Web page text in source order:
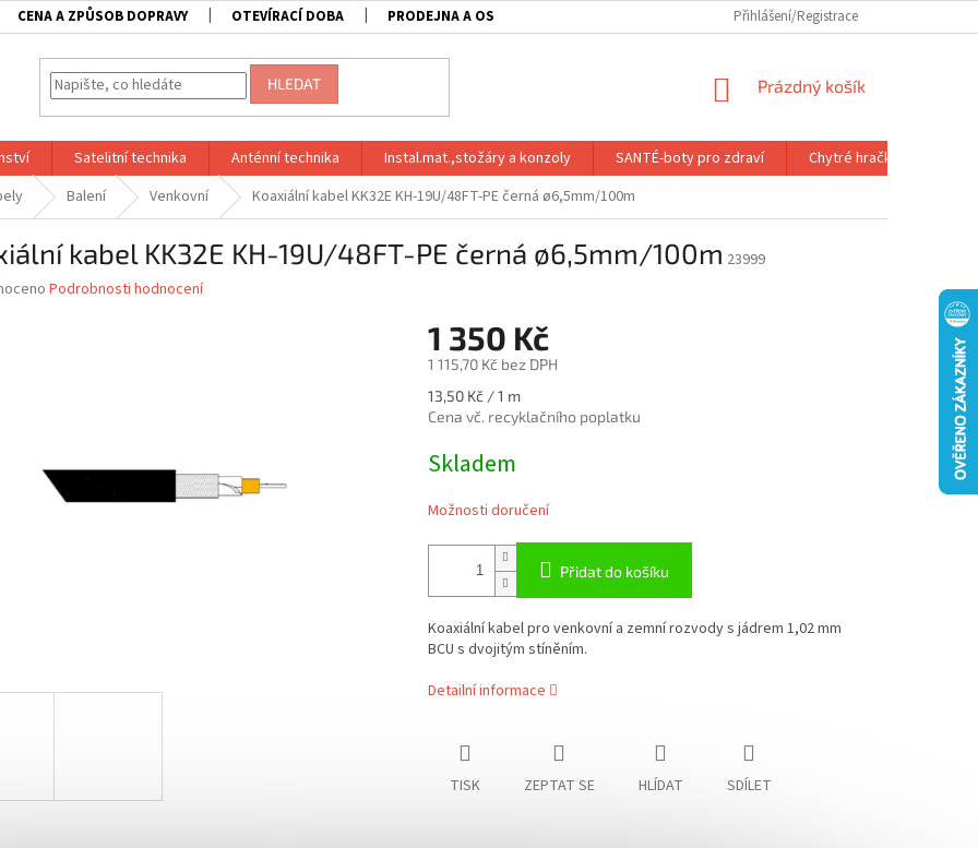
CENA A ZPŮSOB DOPRAVY OTEVÍRACÍ DOBA PRODEJNA A OSOBNÍ ODBĚR ZBOŽÍ SLEDOVÁNÍ ZÁSILKY SLUŽBY A VÝHODY
Přihlášení/Registrace
HLEDAT
NÁKUPNÍ
Prázdný košík
Satelitní technika Anténní technika Instal.mat.,stožáry a konzoly SANTÉ-boty pro zdraví Chytré hračky
Balení Venkovní Koaxiální kabel KK32E KH-19U/48FT-PE černá ø6,5mm/100m
kabel KK32E KH-19U/48FT-PE černá ø6,5mm/100m 23999
Podrobnosti hodnocení
1 350 Kč
1 115,70 Kč bez DPH
Měrná
cena:
13,50 Kč / 1 m
Cena vč. recyklačního poplatku
Skladem
Možnosti doručení
Přidat do košíku
Koaxiální kabel pro venkovní a zemní rozvody s jádrem 1,02 mm
BCU s dvojitým stíněním.
Detailní informace
TISK ZEPTAT SE HLÍDAT SDÍLET